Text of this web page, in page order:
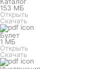
153 МБ
Открыть
Скачать
Булет
1 МБ
Открыть
Скачать